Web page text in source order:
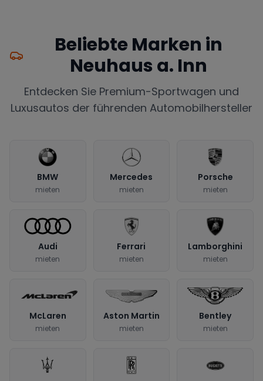
Beliebte Marken in
Neuhaus a. Inn
Entdecken Sie Premium-Sportwagen und
Luxusautos der führenden Automobilhersteller
BMW
mieten
Mercedes
mieten
Porsche
mieten
Audi
mieten
Ferrari
mieten
Lamborghini
mieten
McLaren
mieten
Aston Martin
mieten
Bentley
mieten